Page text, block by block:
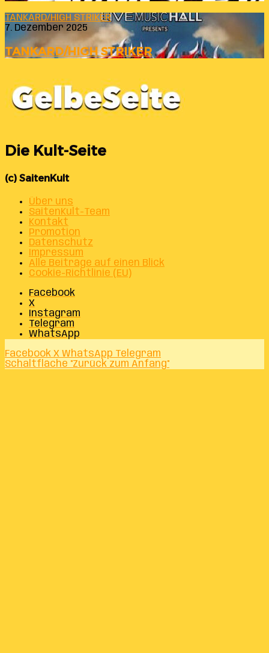
TANKARD/HIGH STRIKER
7. Dezember 2025
TANKARD/HIGH STRIKER
Die Kult-Seite
(c) SaitenKult
Über uns
SaitenKult-Team
Kontakt
Promotion
Datenschutz
Impressum
Alle Beiträge auf einen Blick
Cookie-Richtlinie (EU)
Facebook
X
Instagram
Telegram
WhatsApp
Facebook X WhatsApp Telegram
Schaltfläche "Zurück zum Anfang"